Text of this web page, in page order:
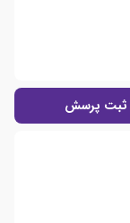
ثبت پرسش